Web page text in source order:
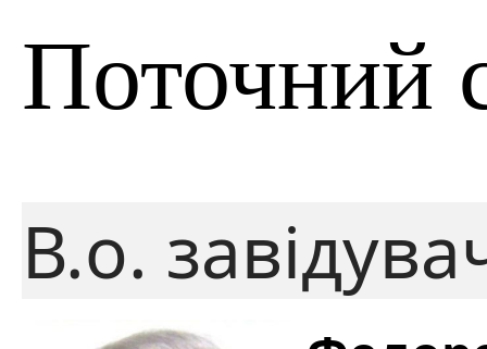
Поточний
В.о.